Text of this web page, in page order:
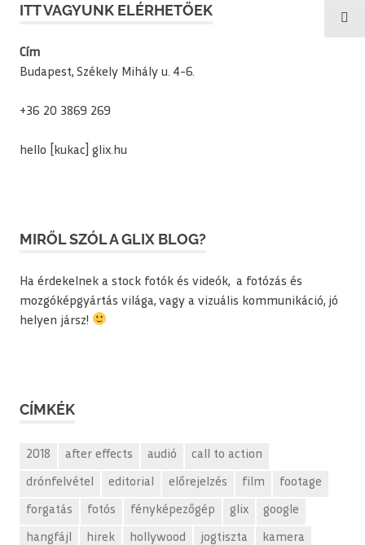
ITT VAGYUNK ELÉRHETŐEK
Cím
Budapest, Székely Mihály u. 4-6.
+36 20 3869 269
hello [kukac] glix.hu
MIRŐL SZÓL A GLIX BLOG?
Ha érdekelnek a stock fotók és videók, a fotózás és
mozgóképgyártás világa, vagy a vizuális kommunikáció, jó
helyen jársz!
CÍMKÉK
2018 after effects audió call to action
drónfelvétel editorial előrejelzés film footage
forgatás fotós fényképezőgép glix google
hangfájl hirek hollywood jogtiszta kamera